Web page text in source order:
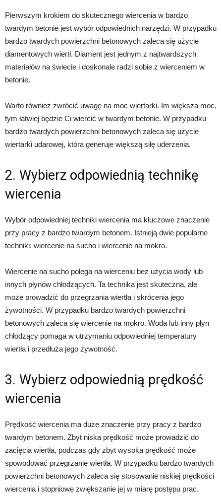
Pierwszym krokiem do skutecznego wiercenia w bardzo
twardym betonie jest wybór odpowiednich narzędzi. W przypadku
bardzo twardych powierzchni betonowych zaleca się użycie
diamentowych wiertł. Diament jest jednym z najtwardszych
materiałów na świecie i doskonale radzi sobie z wierceniem w
betonie.
Warto również zwrócić uwagę na moc wiertarki. Im większa moc,
tym łatwiej będzie Ci wiercić w twardym betonie. W przypadku
bardzo twardych powierzchni betonowych zaleca się użycie
wiertarki udarowej, która generuje większą siłę uderzenia.
2. Wybierz odpowiednią technikę
wiercenia
Wybór odpowiedniej techniki wiercenia ma kluczowe znaczenie
przy pracy z bardzo twardym betonem. Istnieją dwie popularne
techniki: wiercenie na sucho i wiercenie na mokro.
Wiercenie na sucho polega na wierceniu bez użycia wody lub
innych płynów chłodzących. Ta technika jest skuteczna, ale
może prowadzić do przegrzania wiertła i skrócenia jego
żywotności. W przypadku bardzo twardych powierzchni
betonowych zaleca się wiercenie na mokro. Woda lub inny płyn
chłodzący pomaga w utrzymaniu odpowiedniej temperatury
wiertła i przedłuża jego żywotność.
3. Wybierz odpowiednią prędkość
wiercenia
Prędkość wiercenia ma duże znaczenie przy pracy z bardzo
twardym betonem. Zbyt niska prędkość może prowadzić do
zacięcia wiertła, podczas gdy zbyt wysoka prędkość może
spowodować przegrzanie wiertła. W przypadku bardzo twardych
powierzchni betonowych zaleca się stosowanie niskiej prędkości
wiercenia i stopniowe zwiększanie jej w miarę postępu prac.